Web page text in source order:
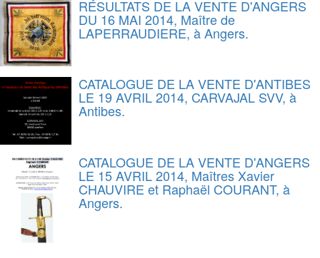
RÉSULTATS DE LA VENTE D'ANGERS
DU 16 MAI 2014, Maître de
LAPERRAUDIERE, à Angers.
CATALOGUE DE LA VENTE D'ANTIBES
LE 19 AVRIL 2014, CARVAJAL SVV, à
Antibes.
CATALOGUE DE LA VENTE D'ANGERS
LE 15 AVRIL 2014, Maîtres Xavier
CHAUVIRE et Raphaël COURANT, à
Angers.